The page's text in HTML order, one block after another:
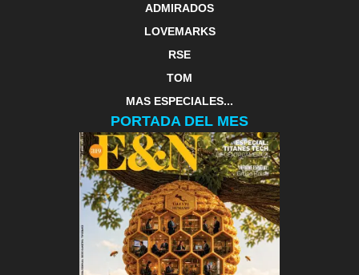
ADMIRADOS
LOVEMARKS
RSE
TOM
MAS ESPECIALES...
PORTADA DEL MES